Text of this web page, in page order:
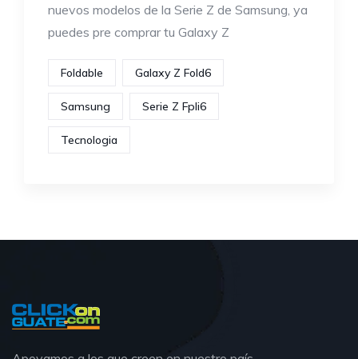
nuevos modelos de la Serie Z de Samsung, ya
puedes pre comprar tu Galaxy Z
Foldable Galaxy Z Fold6
Samsung Serie Z Fpli6
Tecnologia